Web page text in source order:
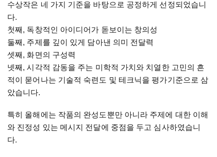
수상작은 네 가지 기준을 바탕으로 공정하게 선정되었습니
다.
첫째, 독창적인 아이디어가 돋보이는 창의성
둘째, 주제를 깊이 있게 담아낸 의미 전달력
셋째, 화면의 구성력
넷째, 시각적 감동을 주는 미학적 가치와 치열한 고민의 흔
적이 묻어나는 기술적 숙련도 및 테크닉을 평가기준으로 삼
았습니다.
특히 올해에는 작품의 완성도뿐만 아니라 주제에 대한 이해
와 진정성 있는 메시지 전달에 중점을 두고 심사하였습니
다.